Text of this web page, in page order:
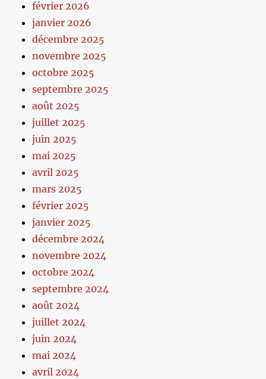
février 2026
janvier 2026
décembre 2025
novembre 2025
octobre 2025
septembre 2025
août 2025
juillet 2025
juin 2025
mai 2025
avril 2025
mars 2025
février 2025
janvier 2025
décembre 2024
novembre 2024
octobre 2024
septembre 2024
août 2024
juillet 2024
juin 2024
mai 2024
avril 2024